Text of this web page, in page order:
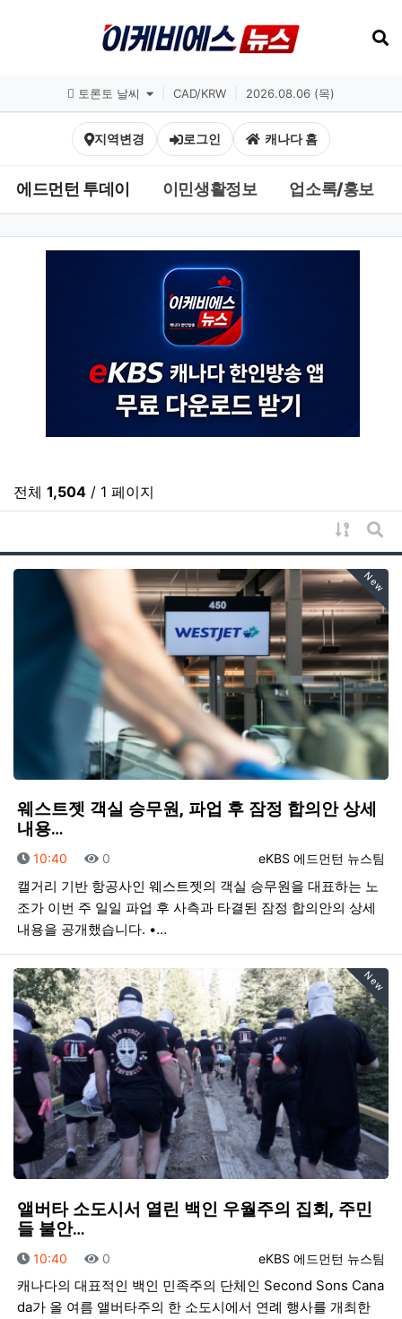
토론토 날씨 CAD/KRW 2026.08.06 (목)
지역변경 로그인 캐나다 홈
에드먼턴 투데이 이민생활정보 업소록/홍보
뉴스
전체 1,504 / 1 페이지
게시물
게
New
웨스트젯 객실 승무원, 파업 후 잠정 합의안 상세
내용…
등록자
eKBS 에드먼턴 뉴스팀
등록일
10:40 조회
0
캘거리 기반 항공사인 웨스트젯의 객실 승무원을 대표하는 노
조가 이번 주 일일 파업 후 사측과 타결된 잠정 합의안의 상세
내용을 공개했습니다. •…
New
앨버타 소도시서 열린 백인 우월주의 집회, 주민
들 불안…
등록자
eKBS 에드먼턴 뉴스팀
등록일
10:40 조회
0
캐나다의 대표적인 백인 민족주의 단체인 Second Sons Cana
da가 올 여름 앨버타주의 한 소도시에서 연례 행사를 개최한